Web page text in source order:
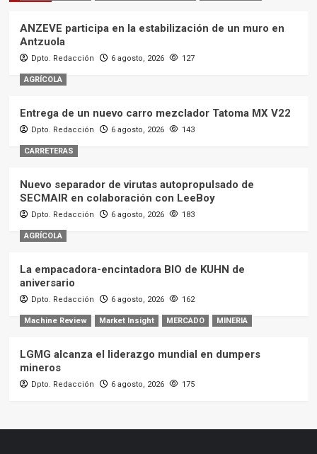
ANZEVE participa en la estabilización de un muro en
Antzuola
Dpto. Redacción 6 agosto, 2026 127
AGRÍCOLA
Entrega de un nuevo carro mezclador Tatoma MX V22
Dpto. Redacción 6 agosto, 2026 143
CARRETERAS
Nuevo separador de virutas autopropulsado de
SECMAIR en colaboración con LeeBoy
Dpto. Redacción 6 agosto, 2026 183
AGRÍCOLA
La empacadora-encintadora BIO de KUHN de
aniversario
Dpto. Redacción 6 agosto, 2026 162
Machine Review Market Insight MERCADO MINERIA
LGMG alcanza el liderazgo mundial en dumpers
mineros
Dpto. Redacción 6 agosto, 2026 175